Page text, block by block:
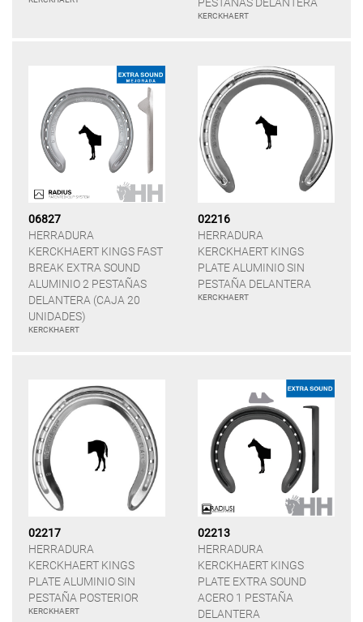
KERCKHAERT
06827
HERRADURA
KERCKHAERT KINGS FAST
BREAK EXTRA SOUND
ALUMINIO 2 PESTAÑAS
DELANTERA (CAJA 20
UNIDADES)
KERCKHAERT
02216
HERRADURA
KERCKHAERT KINGS
PLATE ALUMINIO SIN
PESTAÑA DELANTERA
KERCKHAERT
02217
HERRADURA
KERCKHAERT KINGS
PLATE ALUMINIO SIN
PESTAÑA POSTERIOR
KERCKHAERT
02213
HERRADURA
KERCKHAERT KINGS
PLATE EXTRA SOUND
ACERO 1 PESTAÑA
DELANTERA